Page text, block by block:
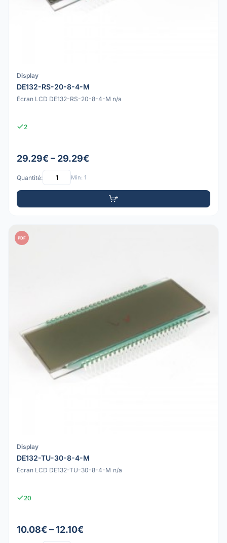
Display
DE132-RS-20-8-4-M
Écran LCD DE132-RS-20-8-4-M n/a
2
29.29€ – 29.29€
Quantité: Min: 1
PDF
Display
DE132-TU-30-8-4-M
Écran LCD DE132-TU-30-8-4-M n/a
20
10.08€ – 12.10€